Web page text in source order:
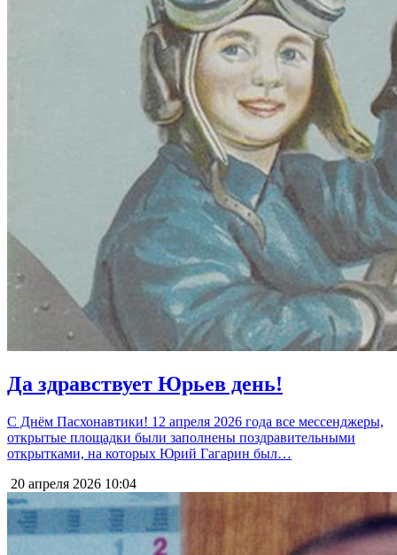
Да здравствует Юрьев день!
С Днём Пасхонавтики! 12 апреля 2026 года все мессенджеры,
открытые площадки были заполнены поздравительными
открытками, на которых Юрий Гагарин был…
20 апреля 2026 10:04